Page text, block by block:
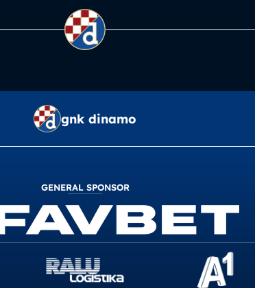
gnk dinamo
GENERAL SPONSOR